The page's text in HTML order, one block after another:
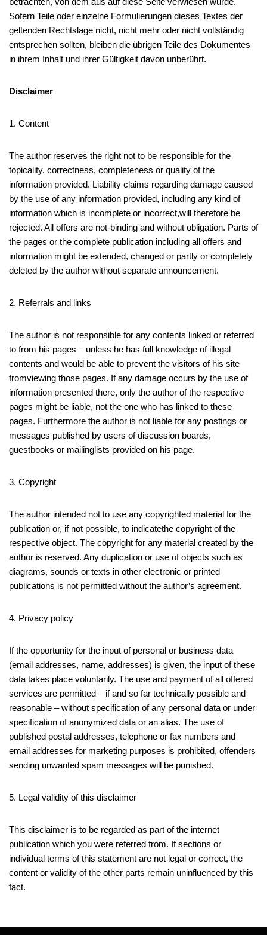
Sofern Teile oder einzelne Formulierungen dieses Textes der
geltenden Rechtslage nicht, nicht mehr oder nicht vollständig
entsprechen sollten, bleiben die übrigen Teile des Dokumentes
in ihrem Inhalt und ihrer Gültigkeit davon unberührt.
Disclaimer
1. Content
The author reserves the right not to be responsible for the
topicality, correctness, completeness or quality of the
information provided. Liability claims regarding damage caused
by the use of any information provided, including any kind of
information which is incomplete or incorrect,will therefore be
rejected. All offers are not-binding and without obligation. Parts of
the pages or the complete publication including all offers and
information might be extended, changed or partly or completely
deleted by the author without separate announcement.
2. Referrals and links
The author is not responsible for any contents linked or referred
to from his pages – unless he has full knowledge of illegal
contents and would be able to prevent the visitors of his site
fromviewing those pages. If any damage occurs by the use of
information presented there, only the author of the respective
pages might be liable, not the one who has linked to these
pages. Furthermore the author is not liable for any postings or
messages published by users of discussion boards,
guestbooks or mailinglists provided on his page.
3. Copyright
The author intended not to use any copyrighted material for the
publication or, if not possible, to indicatethe copyright of the
respective object. The copyright for any material created by the
author is reserved. Any duplication or use of objects such as
diagrams, sounds or texts in other electronic or printed
publications is not permitted without the author’s agreement.
4. Privacy policy
If the opportunity for the input of personal or business data
(email addresses, name, addresses) is given, the input of these
data takes place voluntarily. The use and payment of all offered
services are permitted – if and so far technically possible and
reasonable – without specification of any personal data or under
specification of anonymized data or an alias. The use of
published postal addresses, telephone or fax numbers and
email addresses for marketing purposes is prohibited, offenders
sending unwanted spam messages will be punished.
5. Legal validity of this disclaimer
This disclaimer is to be regarded as part of the internet
publication which you were referred from. If sections or
individual terms of this statement are not legal or correct, the
content or validity of the other parts remain uninfluenced by this
fact.